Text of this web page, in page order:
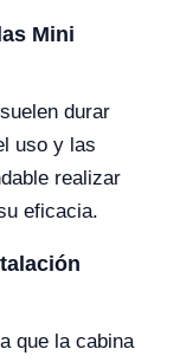
Mini
durar
uso y las
realizar
eficacia.
que la cabina